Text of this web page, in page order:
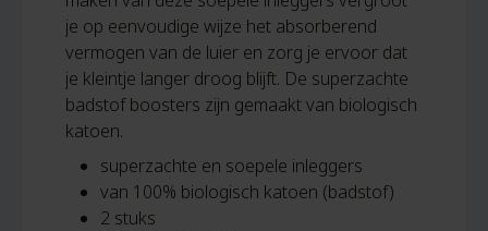
je op eenvoudige wijze het absorberend
vermogen van de luier en zorg je ervoor dat
je kleintje langer droog blijft. De superzachte
badstof boosters zijn gemaakt van biologisch
katoen.
superzachte en soepele inleggers
van 100% biologisch katoen (badstof)
2 stuks